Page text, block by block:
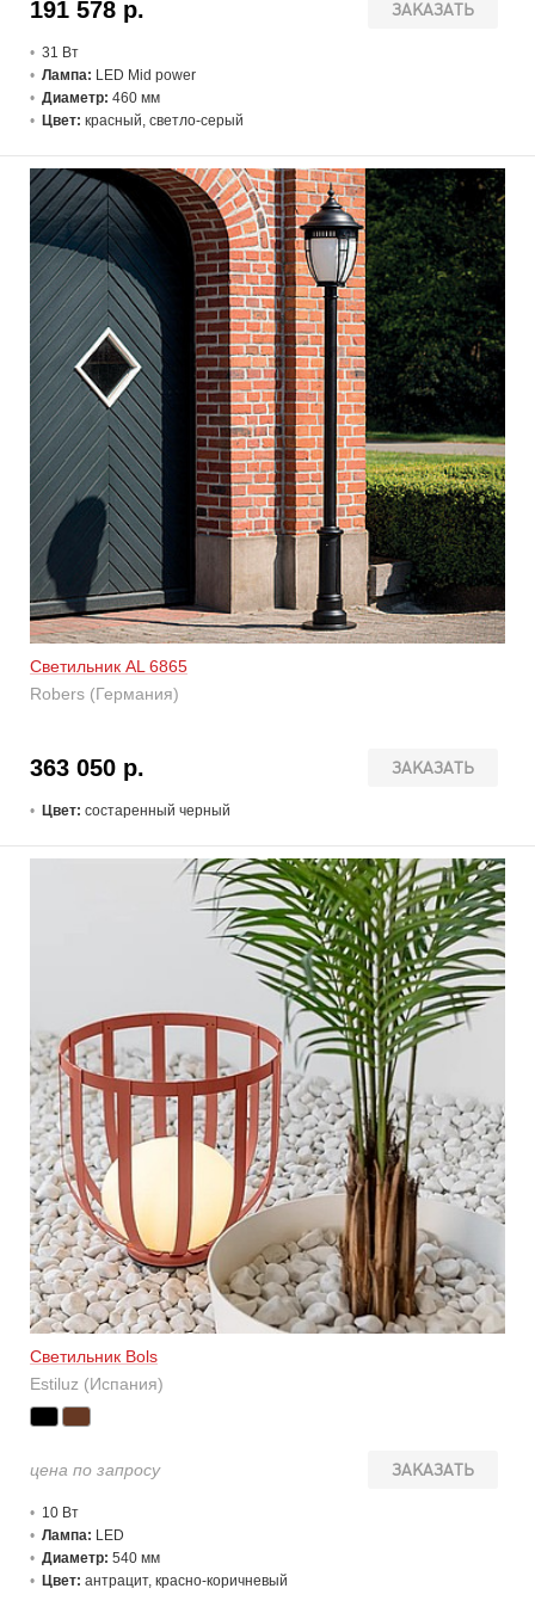
ЗАКАЗАТЬ
191 578 р.
31 Вт
Лампа: LED Mid power
Диаметр: 460 мм
Цвет: красный, светло-серый
Светильник AL 6865
Robers (Германия)
ЗАКАЗАТЬ
363 050 р.
Цвет: состаренный черный
Светильник Bols
Estiluz (Испания)
ЗАКАЗАТЬ
цена по запросу
10 Вт
Лампа: LED
Диаметр: 540 мм
Цвет: антрацит, красно-коричневый